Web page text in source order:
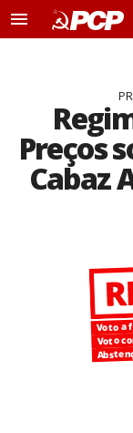
M
Preços
Cabaz
Voto a
Voto